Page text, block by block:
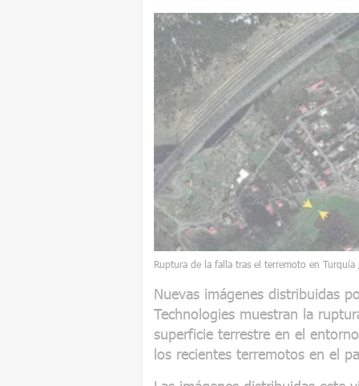
Ruptura de la falla tras el terremoto en
Nuevas imágenes distribuidas
Technologies muestran la
superficie terrestre en el
los recientes terremotos en el